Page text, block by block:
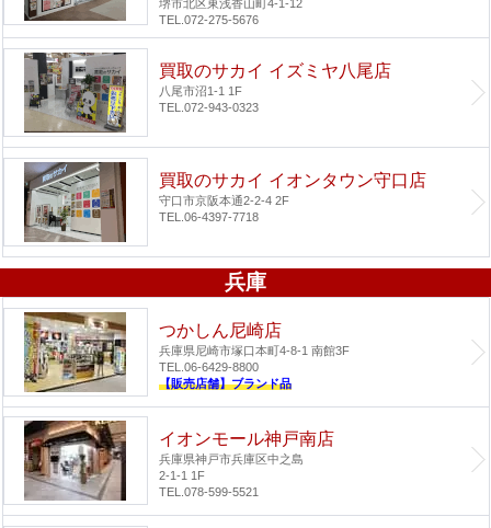
堺市北区東浅香山町4-1-12
TEL.072-275-5676
買取のサカイ イズミヤ八尾店
八尾市沼1-1 1F
TEL.072-943-0323
買取のサカイ イオンタウン守口店
守口市京阪本通2-2-4 2F
TEL.06-4397-7718
兵庫
つかしん尼崎店
兵庫県尼崎市塚口本町4-8-1 南館3F
TEL.06-6429-8800
【販売店舗】ブランド品
イオンモール神戸南店
兵庫県神戸市兵庫区中之島
2-1-1 1F
TEL.078-599-5521